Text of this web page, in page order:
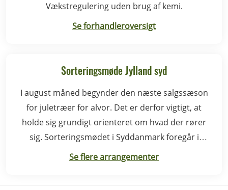
Vækstregulering uden brug af kemi.
Se forhandleroversigt
Sorteringsmøde Jylland syd
I august måned begynder den næste salgssæson
for juletræer for alvor. Det er derfor vigtigt, at
holde sig grundigt orienteret om hvad der rører
sig. Sorteringsmødet i Syddanmark foregår i
Se flere arrangementer